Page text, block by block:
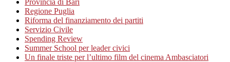
Regione Puglia
Riforma del finanziamento dei partiti
Servizio Civile
Spending Review
Summer School per leader civici
Un finale triste per l’ultimo film del cinema Ambasciatori